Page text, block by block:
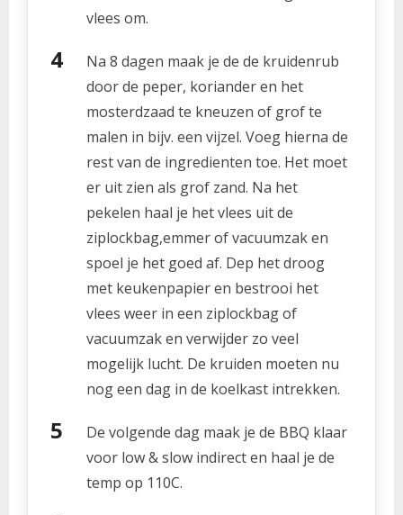
vlees om.
Na 8 dagen maak je de de kruidenrub
door de peper, koriander en het
mosterdzaad te kneuzen of grof te
malen in bijv. een vijzel. Voeg hierna de
rest van de ingredienten toe. Het moet
er uit zien als grof zand. Na het
pekelen haal je het vlees uit de
ziplockbag,emmer of vacuumzak en
spoel je het goed af. Dep het droog
met keukenpapier en bestrooi het
vlees weer in een ziplockbag of
vacuumzak en verwijder zo veel
mogelijk lucht. De kruiden moeten nu
nog een dag in de koelkast intrekken.
De volgende dag maak je de BBQ klaar
voor low & slow indirect en haal je de
temp op 110C.